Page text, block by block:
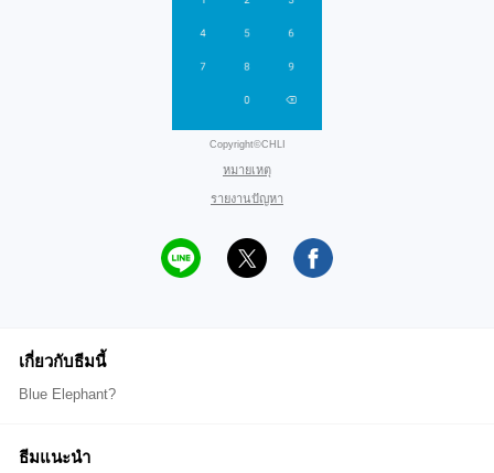
Copyright©CHLI
หมายเหตุ
รายงานปัญหา
เกี่ยวกับธีมนี้
Blue Elephant?
ธีมแนะนำ